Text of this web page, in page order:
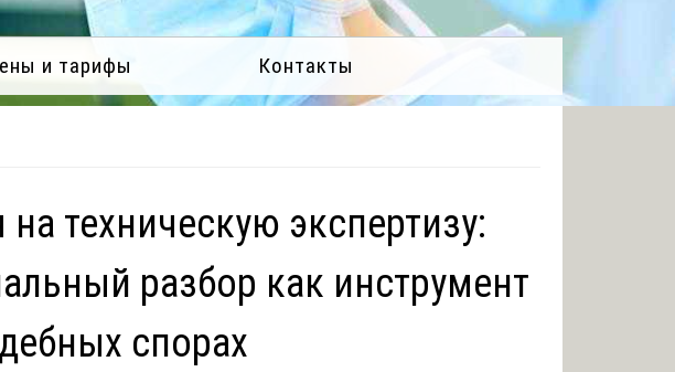
и тарифы Контакты
техническую экспертизу:
разбор как инструмент
спорах